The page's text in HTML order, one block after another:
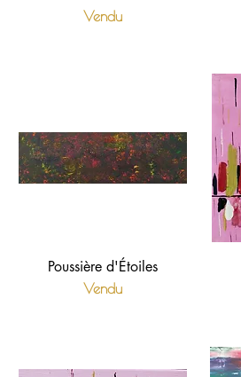
Vendu
Poussière d'Étoiles
Vendu